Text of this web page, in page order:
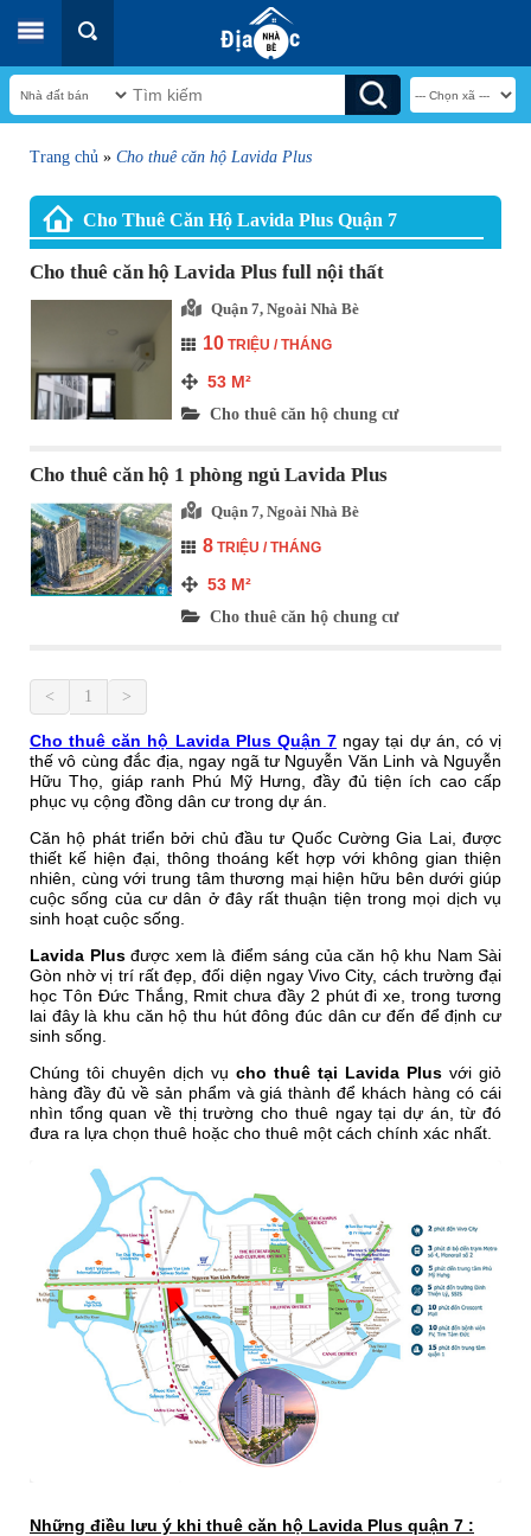
Trang chủ » Cho thuê căn hộ Lavida Plus
Cho Thuê Căn Hộ Lavida Plus Quận 7
Cho thuê căn hộ Lavida Plus full nội thất
Quận 7, Ngoài Nhà Bè
10 TRIỆU / THÁNG
53 M²
Cho thuê căn hộ chung cư
Cho thuê căn hộ 1 phòng ngủ Lavida Plus
Quận 7, Ngoài Nhà Bè
8 TRIỆU / THÁNG
53 M²
Cho thuê căn hộ chung cư
< 1 >
Cho thuê căn hộ Lavida Plus Quận 7 ngay tại dự án, có vị
thế vô cùng đắc địa, ngay ngã tư Nguyễn Văn Linh và Nguyễn
Hữu Thọ, giáp ranh Phú Mỹ Hưng, đầy đủ tiện ích cao cấp
phục vụ cộng đồng dân cư trong dự án.
Căn hộ phát triển bởi chủ đầu tư Quốc Cường Gia Lai, được
thiết kế hiện đại, thông thoáng kết hợp với không gian thiện
nhiên, cùng với trung tâm thương mại hiện hữu bên dưới giúp
cuộc sống của cư dân ở đây rất thuận tiện trong mọi dịch vụ
sinh hoạt cuộc sống.
Lavida Plusđược xem là điểm sáng của căn hộ khu Nam Sài
Gòn nhờ vị trí rất đẹp, đối diện ngay Vivo City, cách trường đại
học Tôn Đức Thắng, Rmit chưa đầy 2 phút đi xe, trong tương
lai đây là khu căn hộ thu hút đông đúc dân cư đến để định cư
sinh sống.
Chúng tôi chuyên dịch vụ cho thuê tại Lavida Plus với giỏ
hàng đầy đủ về sản phẩm và giá thành để khách hàng có cái
nhìn tổng quan về thị trường cho thuê ngay tại dự án, từ đó
đưa ra lựa chọn thuê hoặc cho thuê một cách chính xác nhất.
Những điều lưu ý khi thuê căn hộ Lavida Plus quận 7 :